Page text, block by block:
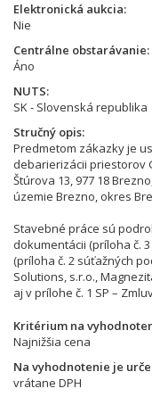
Elektronická aukcia
Nie
Centrálne obstarávanie
Áno
NUTS
SK - Slovenská republika
Stručný opis
Predmetom zákazky je
debarierizácii priestorov
Štúrova 13, 977 18
územie Brezno, okres
Stavebné práce sú
dokumentácii (príloha č.
(príloha č. 2 súťažných
Solutions, s.r.o.,
aj v prílohe č. 1 SP –
Kritérium na
Najnižšia cena
Na vyhodnotenie je
vrátane DPH